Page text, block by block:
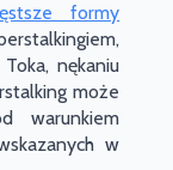
formy
nękaniu
może
warunkiem
w